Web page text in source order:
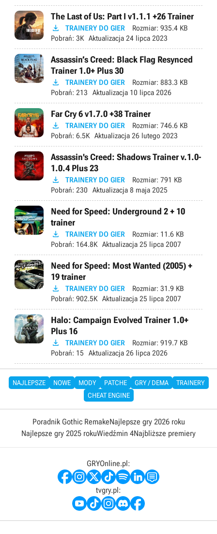
The Last of Us: Part I v1.1.1 +26 Trainer
 TRAINERY DO GIER Rozmiar: 935.4 KB
Pobrań: 3K Aktualizacja 24 lipca 2023
Assassin’s Creed: Black Flag Resynced
Trainer 1.0+ Plus 30
 TRAINERY DO GIER Rozmiar: 883.3 KB
Pobrań: 213 Aktualizacja 10 lipca 2026
Far Cry 6 v1.7.0 +38 Trainer
 TRAINERY DO GIER Rozmiar: 746.6 KB
Pobrań: 6.5K Aktualizacja 26 lutego 2023
Assassin's Creed: Shadows Trainer v.1.0-
1.0.4 Plus 23
 TRAINERY DO GIER Rozmiar: 791 KB
Pobrań: 230 Aktualizacja 8 maja 2025
Need for Speed: Underground 2 + 10
trainer
 TRAINERY DO GIER Rozmiar: 11.6 KB
Pobrań: 164.8K Aktualizacja 25 lipca 2007
Need for Speed: Most Wanted (2005) +
19 trainer
 TRAINERY DO GIER Rozmiar: 31.9 KB
Pobrań: 902.5K Aktualizacja 25 lipca 2007
Halo: Campaign Evolved Trainer 1.0+
Plus 16
 TRAINERY DO GIER Rozmiar: 919.7 KB
Pobrań: 15 Aktualizacja 26 lipca 2026
NAJLEPSZE NOWE MODY PATCHE GRY / DEMA
TRAINERY
CHEAT ENGINE
Poradnik Gothic RemakeNajlepsze gry 2026 roku
Najlepsze gry 2025 rokuWiedźmin 4Najbliższe premiery
GRYOnline.pl:
tvgry.pl: